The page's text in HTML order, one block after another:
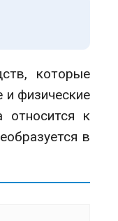
которые
и физические
относится к
в